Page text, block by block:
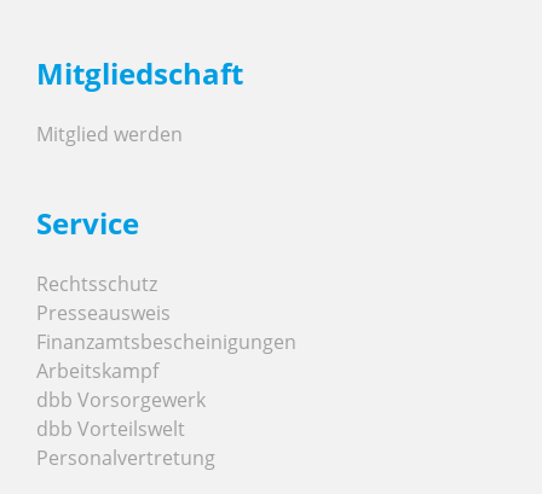
Mitgliedschaft
Mitglied werden
Service
Rechtsschutz
Presseausweis
Finanzamtsbescheinigungen
Arbeitskampf
dbb Vorsorgewerk
dbb Vorteilswelt
Personalvertretung